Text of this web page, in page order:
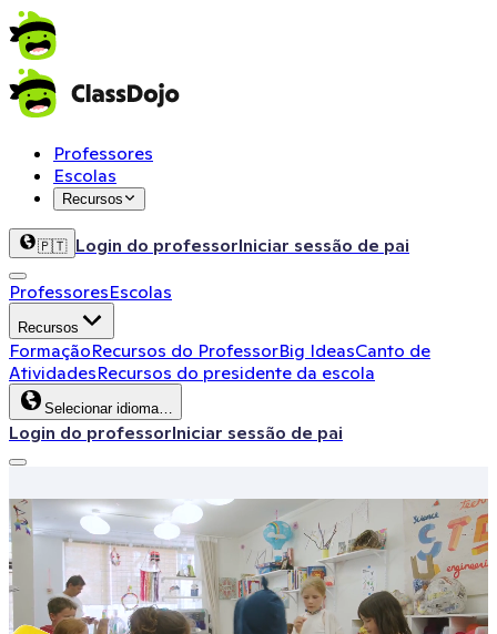
Professores
Escolas
Recursos
🇵🇹 Login do professorIniciar sessão de pai
ProfessoresEscolas
Recursos
FormaçãoRecursos do ProfessorBig IdeasCanto de
AtividadesRecursos do presidente da escola
Selecionar idioma…
Login do professorIniciar sessão de pai